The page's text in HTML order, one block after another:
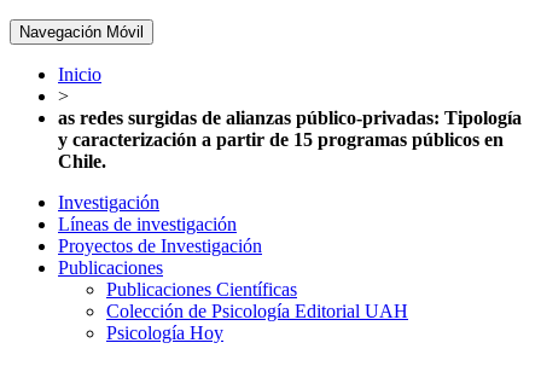
Navegación Móvil
Inicio
>
as redes surgidas de alianzas público-privadas: Tipología
y caracterización a partir de 15 programas públicos en
Chile.
Investigación
Líneas de investigación
Proyectos de Investigación
Publicaciones
Publicaciones Científicas
Colección de Psicología Editorial UAH
Psicología Hoy